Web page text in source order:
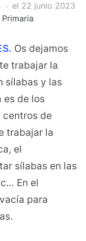
el 22 junio 2023
Os dejamos
trabajar la
sílabas y las
es de los
centros de
trabajar la
el
sílabas en las
En el
para